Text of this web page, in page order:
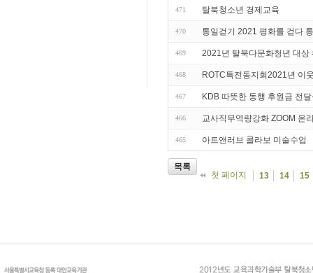
471 탈북청소년 경제교육
470 통일걷기 2021 평화를 걷다
469 2021년 탈북다문화청년 대상
468 ROTC특전동지회2021년 이
467 KDB 따뜻한 동행 후원금 전
466 교사직무역량강화 ZOOM 온
465 아트앤러브 콜라보 미술수업
목록
첫 페이지
13 14 15